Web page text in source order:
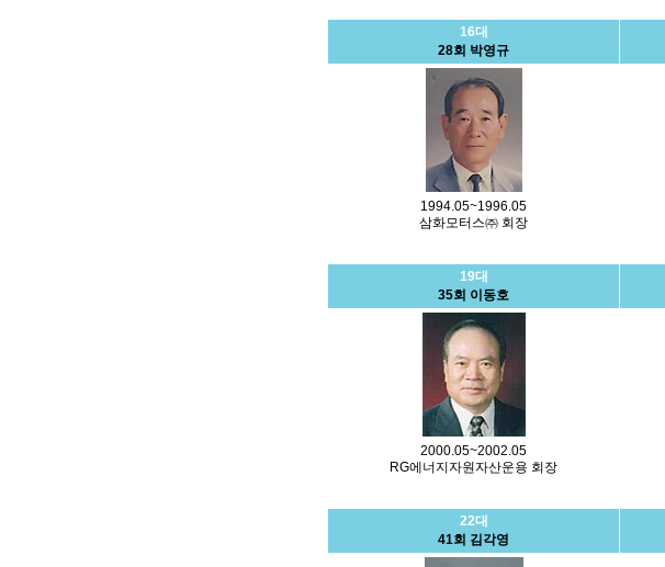
16대
28회 박영규
1994.05~1996.05
삼화모터스㈜ 회장
19대
35회 이동호
2000.05~2002.05
RG에너지자원자산운용 회장
22대
41회 김각영